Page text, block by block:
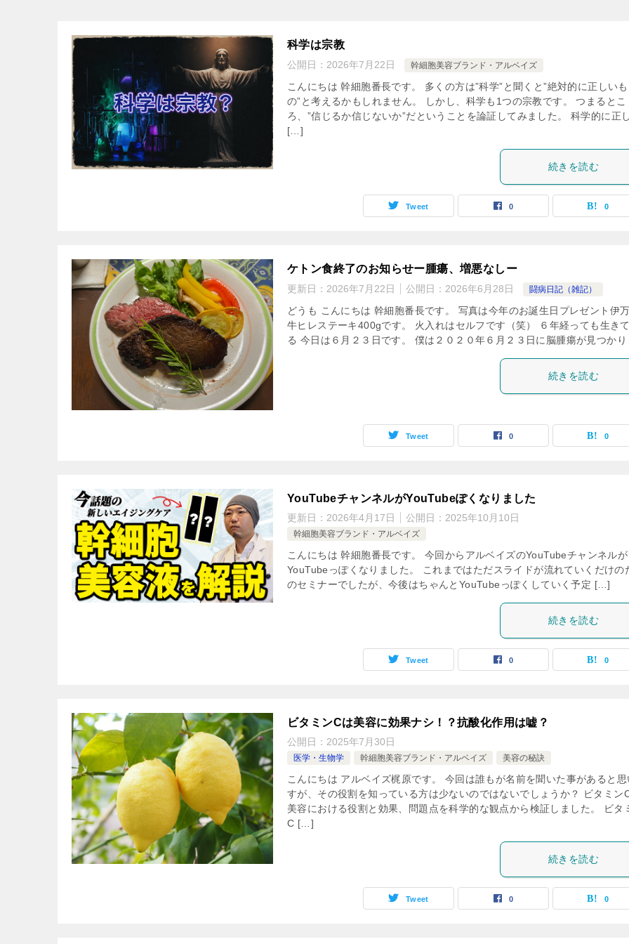
科学は宗教
公開日： 2026年7月22日 幹細胞美容ブランド・アルベイズ
こんにちは 幹細胞番長です。 多くの方は”科学”と聞くと”絶対的に正しいも
の”と考えるかもしれません。 しかし、科学も1つの宗教です。 つまるとこ
ろ、”信じるか信じないか”だということを論証してみました。 科学的に正
[…]
続きを読む
Tweet 0 0
ケトン食終了のお知らせー腫瘍、増悪なしー
更新日： 2026年7月22日 公開日： 2026年6月28日 闘病日記（雑記）
どうも こんにちは 幹細胞番長です。 写真は今年のお誕生日プレゼント伊
牛ヒレステーキ400gです。 火入れはセルフです（笑） ６年経っても生き
る 今日は６月２３日です。 僕は２０２０年６月２３日に脳腫瘍が見つか
続きを読む
Tweet 0 0
YouTubeチャンネルがYouTubeぽくなりました
更新日： 2026年4月17日 公開日： 2025年10月10日
幹細胞美容ブランド・アルベイズ
こんにちは 幹細胞番長です。 今回からアルベイズのYouTubeチャンネルが
YouTubeっぽくなりました。 これまではただスライドが流れていくだけの
のセミナーでしたが、今後はちゃんとYouTubeっぽくしていく予定 […]
続きを読む
Tweet 0 0
ビタミンCは美容に効果ナシ！？抗酸化作用は嘘？
公開日： 2025年7月30日
医学・生物学 幹細胞美容ブランド・アルベイズ 美容の秘訣
こんにちは アルベイズ梶原です。 今回は誰もが名前を聞いた事があると思
すが、その役割を知っている方は少ないのではないでしょうか？ ビタミン
美容における役割と効果、問題点を科学的な観点から検証しました。 ビタ
C […]
続きを読む
Tweet 0 0